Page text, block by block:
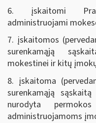
6. įskaitomi
administruojami
7. įskaitomos
surenkamąją
mokestinei ir kitų
8. įskaitoma
surenkamąją
nurodyta
administruojamoms